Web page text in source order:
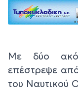
Με δύο
επέστρεψε
του Ναυτικού